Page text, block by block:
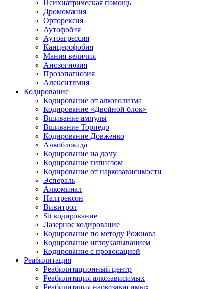
Психиатрическая помощь
Дромомания
Орторексия
Аутофобия
Аутоагрессия
Канцерофобия
Мания величия
Анозогнозия
Прозопагнозия
Алекситимия
Кодирование
Кодирование от алкоголизма
Кодирование «Двойной блок»
Вшивание ампулы
Вшивание Торпедо
Кодирование Довженко
Алкоблокада
Кодирование на дому
Кодирование гипнозом
Кодирование от наркозависимости
Эспераль
Алкоминал
Налтрексон
Вивитрол
Sit кодирование
Лазерное кодирование
Кодирование по методу Рожнова
Кодирование иглоукалыванием
Кодирование с провокацией
Реабилитация
Реабилитационный центр
Реабилитация алкозависимых
Реабилитация наркозависимых